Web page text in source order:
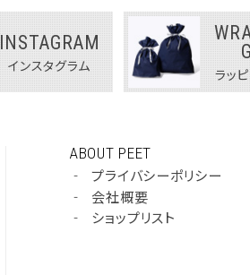
INSTAGRAM
インスタグラム
ラッ
ABOUT PEET
‐
プライバシーポリシー
‐
会社概要
‐
ショップリスト